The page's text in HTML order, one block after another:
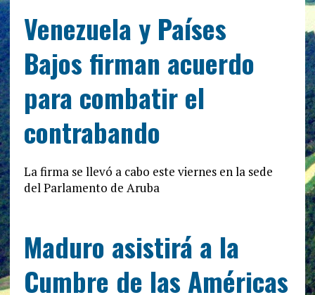
Venezuela y Países
Bajos firman acuerdo
para combatir el
contrabando
La firma se llevó a cabo este viernes en la sede
del Parlamento de Aruba
Maduro asistirá a la
Cumbre de las Américas